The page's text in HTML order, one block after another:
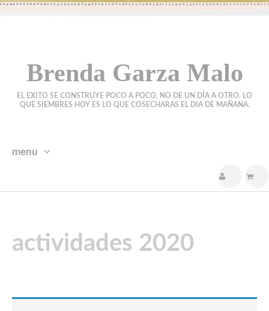
Brenda Garza Malo
EL EXITO SE CONSTRUYE POCO A POCO, NO DE UN DÍA A OTRO. LO
QUE SIEMBRES HOY ES LO QUE COSECHARAS EL DIA DE MAÑANA.
menu
actividades 2020